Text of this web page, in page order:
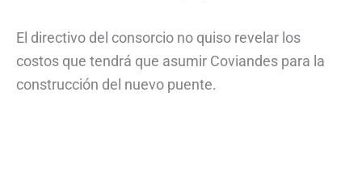
El directivo del consorcio no quiso revelar los
costos que tendrá que asumir Coviandes para la
construcción del nuevo puente.